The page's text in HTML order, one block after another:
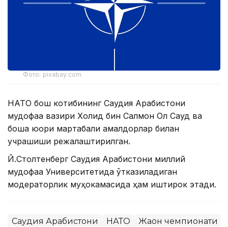
Фото: pixabay.com
НАТО бош котибининг Саудия Арабистони
мудофаа вазири Холид бин Салмон Ол Сауд ва
бошқа юқори мартабали амалдорлар билан
учрашиши режалаштирилган.
Й.Столтенберг Саудия Арабистони миллий
мудофаа Университетида ўтказиладиган
модераторлик муҳокамасида ҳам иштирок этади.
Саудия Арабистони НАТО Жаҳон чемпионати